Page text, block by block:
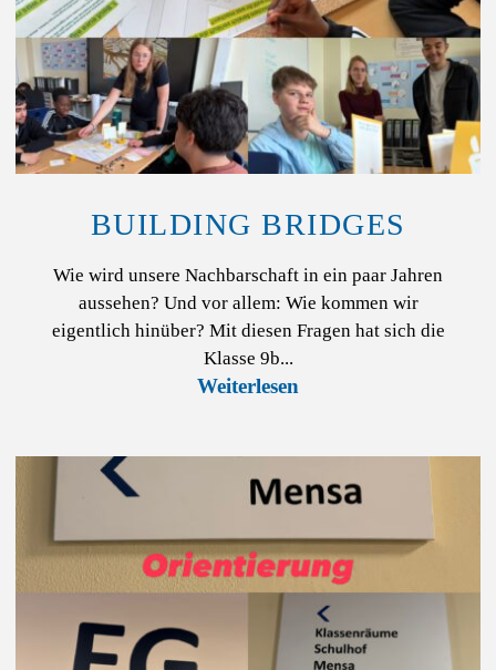
BUILDING BRIDGES
Wie wird unsere Nachbarschaft in ein paar Jahren
aussehen? Und vor allem: Wie kommen wir
eigentlich hinüber? Mit diesen Fragen hat sich die
Klasse 9b...